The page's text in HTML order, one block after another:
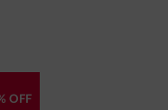
OFF